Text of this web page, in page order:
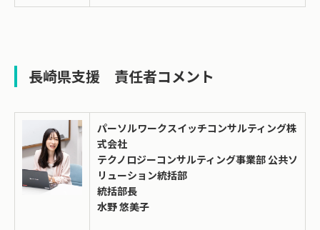
長崎県支援 責任者コメント
パーソルワークスイッチコンサルティング株
式会社
テクノロジーコンサルティング事業部 公共ソ
リューション統括部
統括部長
水野 悠美子